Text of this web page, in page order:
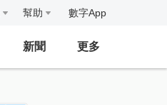
幫助 數字App
新聞 更多